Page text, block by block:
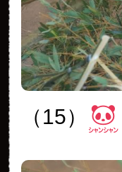
（15）